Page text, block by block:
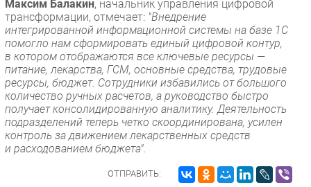
Максим Балакин, начальник управления цифровой
трансформации, отмечает: "Внедрение
интегрированной информационной системы на базе 1С
помогло нам сформировать единый цифровой контур,
в котором отображаются все ключевые ресурсы —
питание, лекарства, ГСМ, основные средства, трудовые
ресурсы, бюджет. Сотрудники избавились от большого
количество ручных расчетов, а руководство быстро
получает консолидированную аналитику. Деятельность
подразделений теперь четко скоординирована, усилен
контроль за движением лекарственных средств
и расходованием бюджета".
ОТПРАВИТЬ: